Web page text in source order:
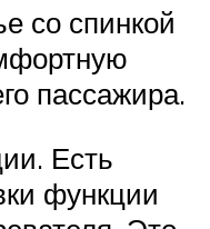
со спинкой
пассажира.
Есть
функции